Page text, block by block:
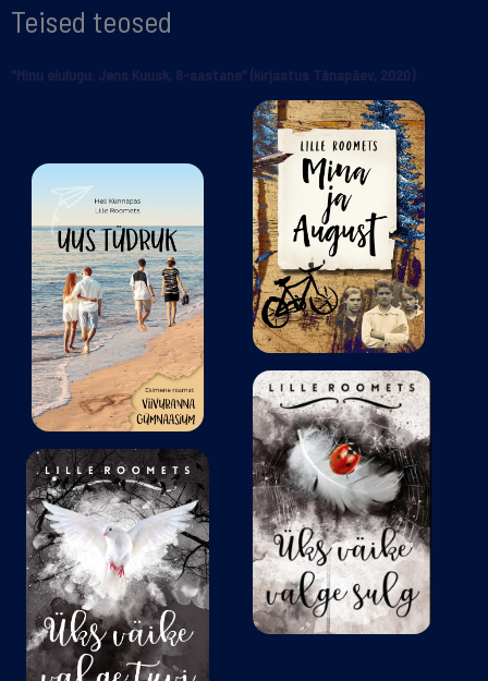
Teised teosed
"Minu elulugu. Jens Kuusk, 8-aastane" (kirjastus Tänapäev, 2020)